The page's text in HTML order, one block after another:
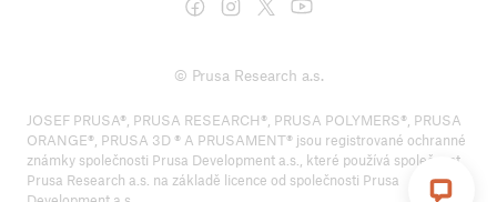
© Prusa Research a.s.
JOSEF PRUSA®, PRUSA RESEARCH®, PRUSA POLYMERS®, PRUSA
ORANGE®, PRUSA 3D ® A PRUSAMENT® jsou registrované ochranné
známky společnosti Prusa Development a.s., které používá společnost
Prusa Research a.s. na základě licence od společnosti Prusa